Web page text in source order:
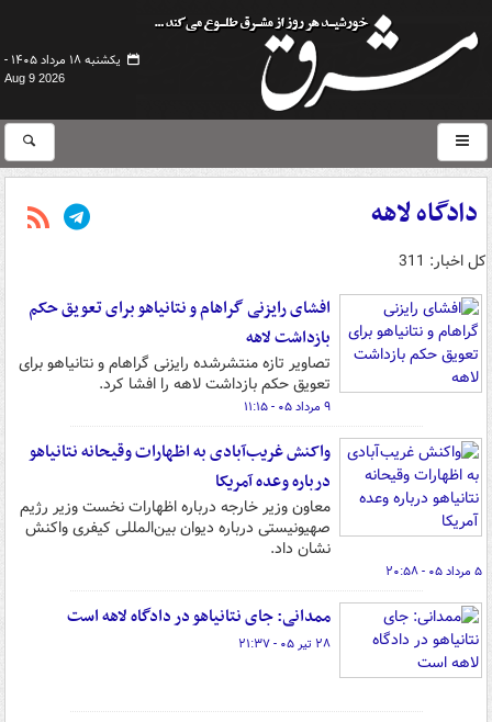
یکشنبه ۱۸ مرداد ۱۴۰۵ -
Aug 9 2026
دادگاه لاهه
کل اخبار: 311
افشای رایزنی گراهام و نتانیاهو برای تعویق حکم
بازداشت لاهه
تصاویر تازه منتشرشده رایزنی گراهام و نتانیاهو برای
تعویق حکم بازداشت لاهه را افشا کرد.
۹ مرداد ۰۵ - ۱۱:۱۵
واکنش غریب‌آبادی به اظهارات وقیحانه نتانیاهو
درباره وعده آمریکا
معاون وزیر خارجه درباره اظهارات نخست وزیر رژیم
صهیونیستی درباره دیوان بین‌المللی کیفری واکنش
نشان داد.
۵ مرداد ۰۵ - ۲۰:۵۸
ممدانی: جای نتانیاهو در دادگاه لاهه است
۲۸ تیر ۰۵ - ۲۱:۳۷